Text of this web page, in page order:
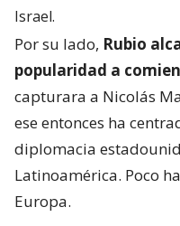
Israel.
Por su lado, Rubio
popularidad a
capturara a Nicolás
ese entonces ha
diplomacia
Latinoamérica. Poco
Europa.